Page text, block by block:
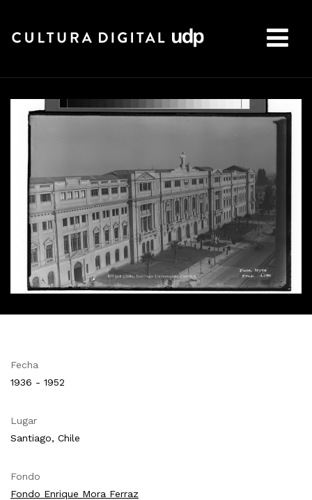
Fecha
1936 - 1952
Lugar
Santiago, Chile
Fondo
Fondo Enrique Mora Ferraz